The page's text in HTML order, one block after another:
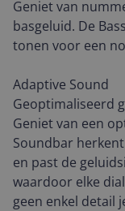
Geniet van
basgeluid. De
tonen voor een
Adaptive Sound
Geoptimaliseerd
Geniet van een
Soundbar
en past de
waardoor elke
geen enkel detail